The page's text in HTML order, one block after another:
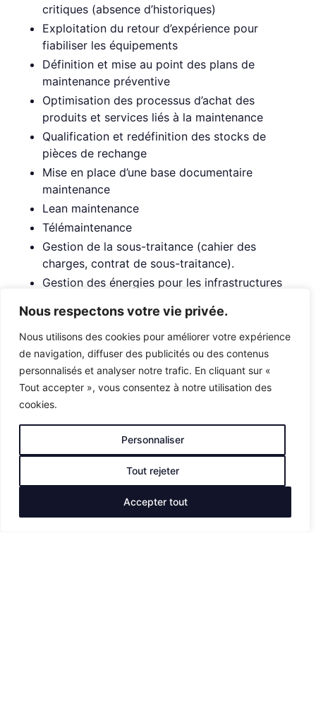
Nous respectons votre vie privée.
Nous utilisons des cookies pour améliorer votre expérience
de navigation, diffuser des publicités ou des contenus
personnalisés et analyser notre trafic. En cliquant sur «
Tout accepter », vous consentez à notre utilisation des
cookies.
Personnaliser
Tout rejeter
Accepter tout
critiques (absence d’historiques)
Exploitation du retour d’expérience pour
fiabiliser les équipements
Définition et mise au point des plans de
maintenance préventive
Optimisation des processus d’achat des
produits et services liés à la maintenance
Qualification et redéfinition des stocks de
pièces de rechange
Mise en place d’une base documentaire
maintenance
Lean maintenance
Télémaintenance
Gestion de la sous-traitance (cahier des
charges, contrat de sous-traitance).
Gestion des énergies pour les infrastructures
Mise en place des solutions préconisées
Accompagnement aux appels d’offres en
maintenance spécialisée
Mise en place et accompagnement dans
l’organisation d’une unité de maintenance en
interne
Gestion des arrêts techniques usines